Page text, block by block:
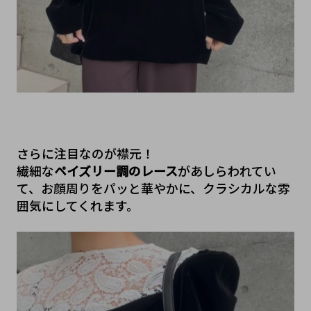
さらに注目なのが襟元！
繊細なペイズリー調のレースがあしらわれてい
て、お顔周りをパッと華やかに、クラシカルな雰
囲気にしてくれます。